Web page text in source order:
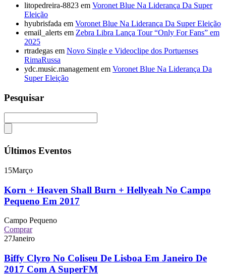
litopedreira-8823 em Voronet Blue Na Liderança Da Super
Eleição
hyubrisfada em Voronet Blue Na Liderança Da Super Eleição
email_alerts em Zebra Libra Lança Tour “Only For Fans” em
2025
rtradegas em Novo Single e Videoclipe dos Portuenses
RimaRussa
ydc.music.management em Voronet Blue Na Liderança Da
Super Eleição
Pesquisar
Últimos Eventos
15Março
Korn + Heaven Shall Burn + Hellyeah No Campo
Pequeno Em 2017
Campo Pequeno
Comprar
27Janeiro
Biffy Clyro No Coliseu De Lisboa Em Janeiro De
2017 Com A SuperFM